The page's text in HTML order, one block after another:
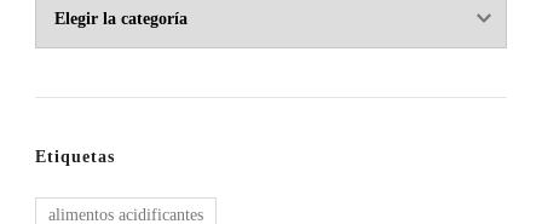
Categorías
Etiquetas
alimentos acidificantes